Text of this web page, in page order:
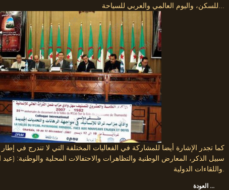
للسكن، واليوم العالمي والعربي للسياحة...
كما تجدر الإشارة أيضا للمشاركة في الفعاليات المختلفة التي لا تندرج في
واللقاءات الدولية.
العودة ...